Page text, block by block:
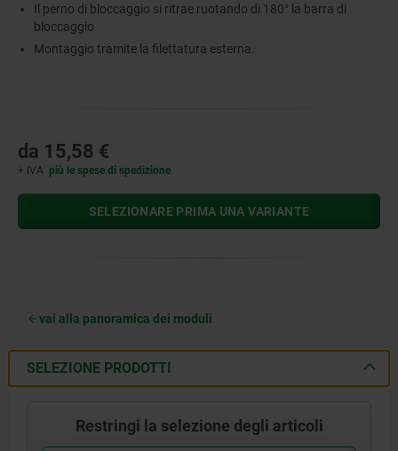
Il perno di bloccaggio si ritrae ruotando di 180° la barra di
bloccaggio
Montaggio tramite la filettatura esterna.
da 15,58 €
+ IVA più le spese di spedizione
SELEZIONARE PRIMA UNA VARIANTE
vai alla panoramica dei moduli
SELEZIONE PRODOTTI
Restringi la selezione degli articoli